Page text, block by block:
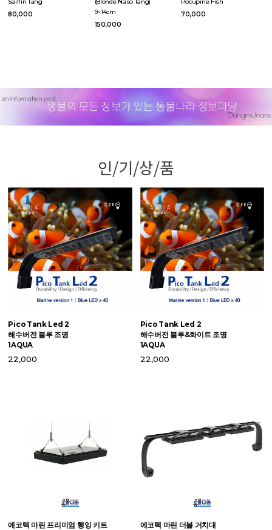
80,000
9~14cm
150,000
70,000
인/기/상/품
Pico Tank Led 2
해수버전 블루 조명
1AQUA
22,000
Pico Tank Led 2
해수버전 블루&화이트 조명
1AQUA
22,000
에코텍 마린 프리미엄 행잉 키트
에코텍 마린 더블 거치대